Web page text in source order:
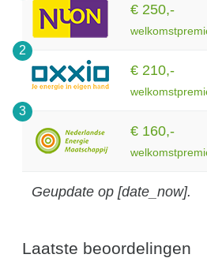
€ 250,-
2
€ 210,-
3
€ 160,-
Geupdate op [date_now].
Laatste beoordelingen